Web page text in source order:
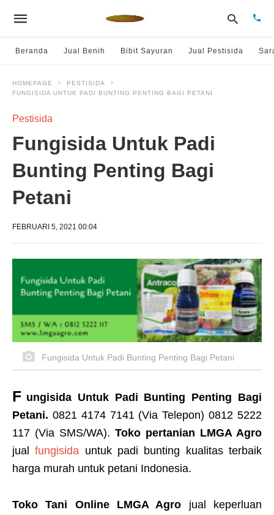
Beranda Jual Benih Bibit Sayuran Jual Pestisida
HOMEPAGE
PESTISIDA
FUNGISIDA UNTUK PADI BUNTING PENTING BAGI PETANI
Pestisida
Fungisida Untuk Padi
Bunting Penting Bagi
Petani
FEBRUARI 5, 2021 00:04
Fungisida Untuk Padi Bunting Penting Bagi Petani
F ungisida Untuk Padi Bunting Penting Bagi
Petani. 0821 4174 7141 (Via Telepon) 0812 5222
117 (Via SMS/WA). Toko pertanian LMGA Agro
jualfungisida untuk padi bunting kualitas terbaik
harga murah untuk petani Indonesia.
Toko Tani Online LMGA Agro jual keperluan